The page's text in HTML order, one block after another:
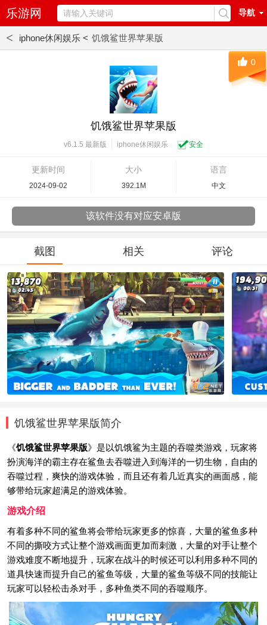
乐游网 导航
< iphone休闲娱乐 < 饥饿鲨世界苹果版
饥饿鲨世界苹果版
v6.1.5 最新版 iphone休闲娱乐 安全
更新时间
2024-09-02
大小
392.1M
语言
中文
0
该软件没有对应安卓版
截图 相关 评论
饥饿鲨世界苹果版简介
《饥饿鲨世界苹果版》是以饥饿鲨为主题的吞噬类游戏，玩家将
扮演海洋的霸主存在鲨鱼去吞噬进入到海洋的一切生物，自由的
吞噬过程，爽快的游戏体验，而且还有着几近真实的画面感，能
够带给玩家超满足的游戏体验。
游戏介绍
有着多种不同的鲨鱼将会带给玩家更多的惊喜，大量的鲨鱼多种
不同的撕咬方式让整个游戏画面更加而刺激，大量的对手让整个
游戏难度不断地提升，玩家在战斗的时候还可以利用多种不同的
道具快速而提升自己的鲨鱼等级，大量的鲨鱼等级不同的技能让
玩家可以轻松击杀对手，多种鱼类不同的吞噬顺序。